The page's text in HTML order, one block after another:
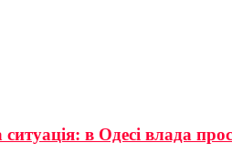
ситуація: в Одесі влада